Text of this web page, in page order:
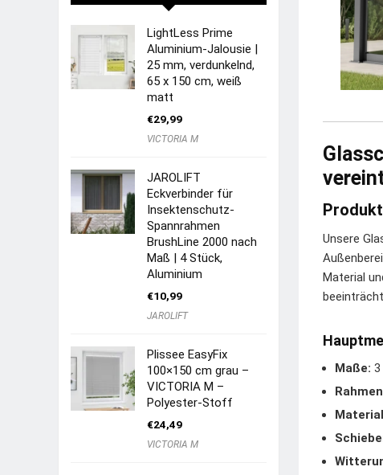
Unsere
Material
Maße:
LightLess Prime
Aluminium-Jalousie |
25 mm, verdunkelnd,
65 x 150 cm, weiß
matt
€29,99
VICTORIA M
JAROLIFT
Eckverbinder für
Insektenschutz-
Spannrahmen
BrushLine 2000 nach
Maß | 4 Stück,
Aluminium
€10,99
JAROLIFT
Plissee EasyFix
100×150 cm grau –
VICTORIA M –
Polyester-Stoff
€24,49
VICTORIA M